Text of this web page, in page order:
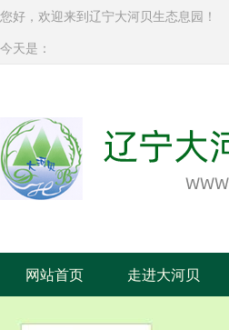
您好，欢迎来到辽宁大河贝生态息园！
今天是：
网站首页 走进大河贝